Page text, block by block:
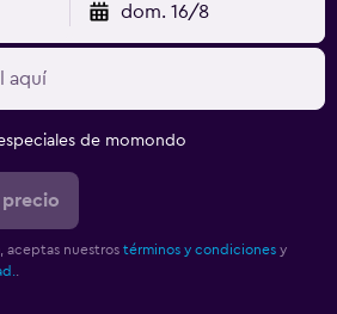
dom. 16/8
de momondo
precio
aceptas nuestros términos y condiciones y